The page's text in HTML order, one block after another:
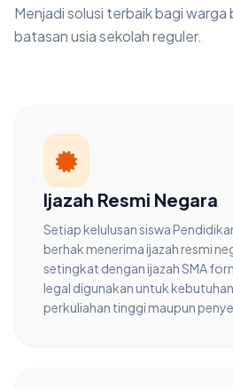
Menjadi solusi terbaik bagi
batasan usia sekolah reguler.
Ijazah Resmi Negara
Setiap kelulusan siswa
berhak menerima ijazah resmi
setingkat dengan ijazah SMA
legal digunakan untuk
perkuliahan tinggi maupun